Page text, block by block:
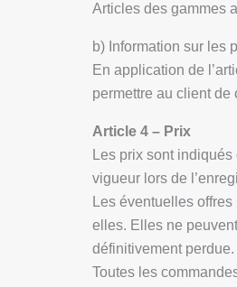
Articles des gammes
b) Information sur les
En application de
permettre au client
Article 4 – Prix
Les prix sont
vigueur lors de
Les éventuelles
elles. Elles ne
définitivement perdue.
Toutes les